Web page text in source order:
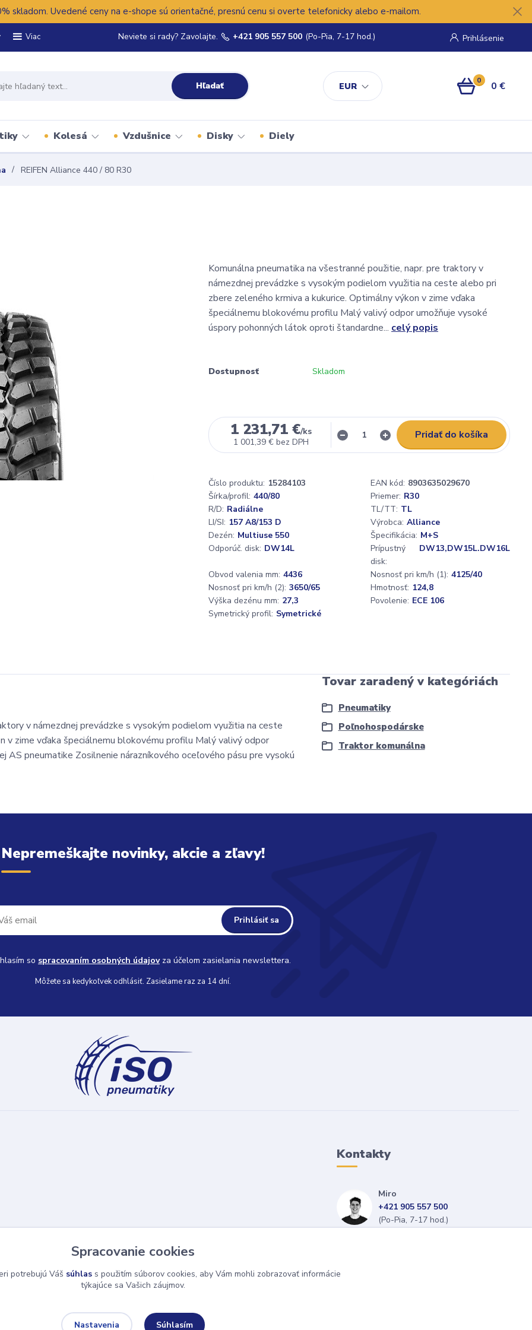
skladom. Uvedené ceny na e-shope sú orientačné, presnú cenu si overte telefonicky alebo e-mailom.
Viac
EUR
Prihlásenie
Hľadať
Neviete si rady? Zavolajte. +421 905 557 500 (Po-Pia, 7-17 hod.)
0 0 €
Kolesá Vzdušnice Disky Diely
REIFEN Alliance 440 / 80 R30
Komunálna pneumatika na všestranné použitie, napr. pre traktory v
námezdnej prevádzke s vysokým podielom využitia na ceste alebo pri
zbere zeleného krmiva a kukurice. Optimálny výkon v zime vďaka
špeciálnemu blokovému profilu Malý valivý odpor umožňuje vysoké
úspory pohonných látok oproti štandardne... celý popis
Dostupnosť Skladom
1 231,71 €/ks
1 001,39 € bez DPH
Pridať do košíka
Číslo produktu: 15284103 EAN kód: 8903635029670
Šírka/profil: 440/80 Priemer: R30
R/D: Radiálne TL/TT: TL
LI/SI: 157 A8/153 D Výrobca: Alliance
Dezén: Multiuse 550 Špecifikácia: M+S
Odporúč. disk: DW14L
Prípustný
disk:
DW13,DW15L.DW16L
Obvod valenia mm: 4436 Nosnosť pri km/h (1): 4125/40
Nosnosť pri km/h (2): 3650/65 Hmotnosť: 124,8
Výška dezénu mm: 27,3 Povolenie: ECE 106
Symetrický profil: Symetrické
v námezdnej prevádzke s vysokým podielom využitia na ceste
v zime vďaka špeciálnemu blokovému profilu Malý valivý odpor
pneumatike Zosilnenie nárazníkového oceľového pásu pre vysokú
Tovar zaradený v kategóriách
Pneumatiky
Poľnohospodárske
Traktor komunálna
Nepremeškajte novinky, akcie a zľavy!
Prihlásiť sa
so spracovaním osobných údajovza účelom zasielania newslettera.
Môžete sa kedykoľvek odhlásiť. Zasielame raz za 14 dní.
Kontakty
Miro
+421 905 557 500
(Po-Pia, 7-17 hod.)
Spracovanie cookies
potrebujú Váš súhlas s použitím súborov cookies, aby Vám mohli zobrazovať informácie
týkajúce sa Vašich záujmov.
Nastavenia Súhlasím